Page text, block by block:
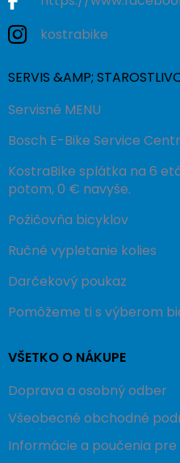
kostrabike
SERVIS &AMP;
Servisné MENU
Bosch E-Bike Service
KostraBike splátka na 6
potom, 0 € navyše.
Požičovňa bicyklov
Ručné vypletanie kolies
Darčekový poukaz
Pomôžeme ti s výberom
VŠETKO O NÁKUPE
Doprava a osobný odber
Všeobecné obchodné
Informácie a poučenia